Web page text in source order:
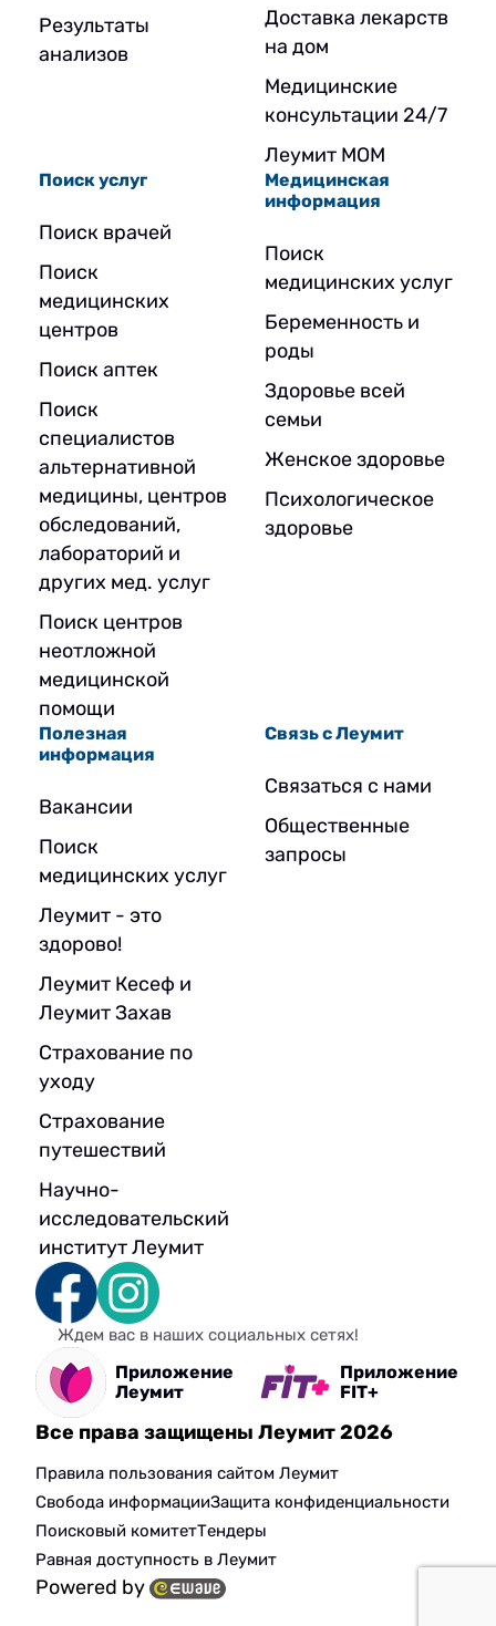
Результаты
анализов
Доставка лекарств
на дом
Медицинские
консультации 24/7
Леумит МОМ
Поиск услуг
Поиск врачей
Поиск
медицинских
центров
Поиск аптек
Поиск
специалистов
альтернативной
медицины, центров
обследований,
лабораторий и
других мед. услуг
Поиск центров
неотложной
медицинской
помощи
Медицинская
информация
Поиск
медицинских услуг
Беременность и
роды
Здоровье всей
семьи
Женское здоровье
Психологическое
здоровье
Полезная
информация
Вакансии
Поиск
медицинских услуг
Леумит - это
здорово!
Леумит Кесеф и
Леумит Захав
Страхование по
уходу
Страхование
путешествий
Научно-
исследовательский
институт Леумит
Связь с Леумит
Связаться с нами
Общественные
запросы
Ждем вас в наших социальных сетях!
Приложение
Леумит
Приложение
FIT+
Все права защищены Леумит 2026
Правила пользования сайтом Леумит
Свобода информацииЗащита конфиденциальности
Поисковый комитетТендеры
Равная доступность в Леумит
Powered by